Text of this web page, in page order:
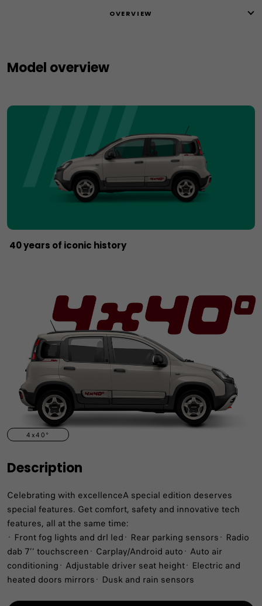
OVERVIEW
Model overview
40 years of iconic history
4x40°
Description
Celebrating with excellenceA special edition deserves
special features. Get comfort, safety and innovative tech
features, all at the same time:
· Front fog lights and drl led· Rear parking sensors· Radio
dab 7’’ touchscreen· Carplay/Android auto· Auto air
conditioning· Adjustable driver seat height· Electric and
heated doors mirrors· Dusk and rain sensors